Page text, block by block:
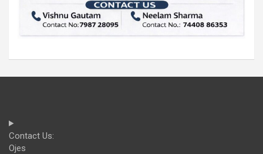
Contact Us:
Ojes